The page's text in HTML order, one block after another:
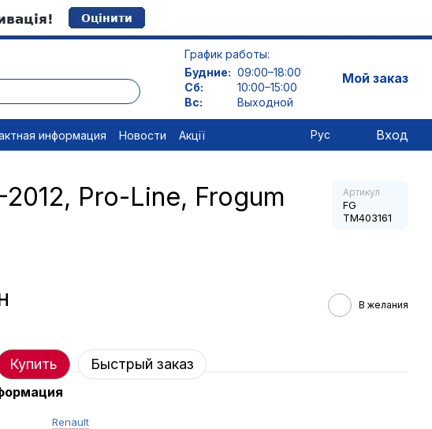
График работы:
Будние: 09:00–18:00
Сб:
10:00–15:00
Вс:
Выходной
Мой заказ
информация Новости
Акції
Рус Вход
Pro-Line, Frogum
Артикул
FG
TM403161
В желания
Купить Быстрый заказ
Renault